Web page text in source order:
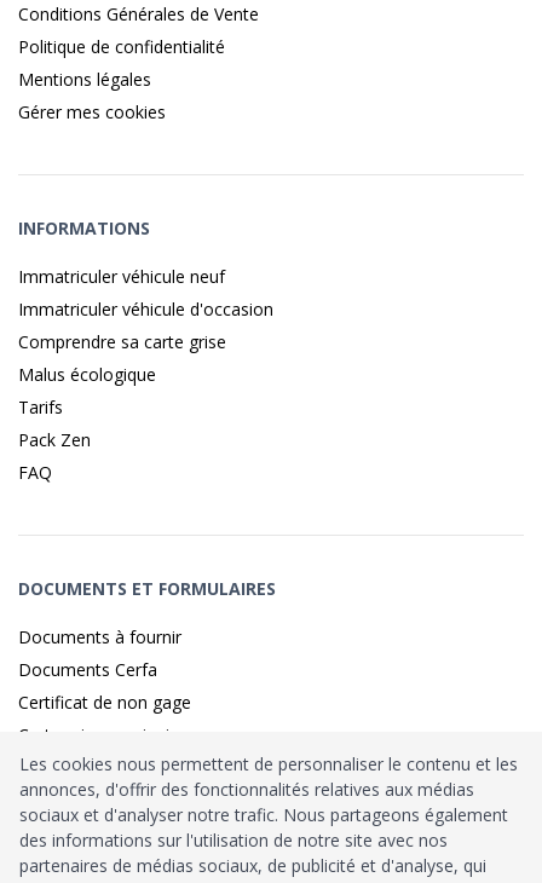
Conditions Générales de Vente
Politique de confidentialité
Mentions légales
Gérer mes cookies
INFORMATIONS
Immatriculer véhicule neuf
Immatriculer véhicule d'occasion
Comprendre sa carte grise
Malus écologique
Tarifs
Pack Zen
FAQ
DOCUMENTS ET FORMULAIRES
Documents à fournir
Documents Cerfa
Certificat de non gage
Carte grise provisoire
Identité sécurisé parFranceConnect
HabilitationMinistère de l’Intérieur: n°212900
Les cookies nous permettent de personnaliser le contenu et les
annonces, d'offrir des fonctionnalités relatives aux médias
sociaux et d'analyser notre trafic. Nous partageons également
des informations sur l'utilisation de notre site avec nos
partenaires de médias sociaux, de publicité et d'analyse, qui